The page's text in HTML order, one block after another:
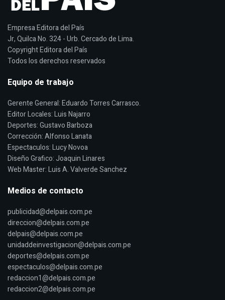
Empresa Editora del País
Jr, Quilca No. 324 - Urb. Cercado de Lima.
Copyright Editora del País
Todos los derechos reservados
Equipo de trabajo
Gerente General: Eduardo Torres Carrasco.
Editor Locales: Luis Najarro
Deportes: Gustavo Barboza
Corrección: Alfonso Lanata
Espectaculos: Lucy Novoa
Diseño Grafico: Joaquin Linares
Web Master: Luis A. Valverde Sanchez
Medios de contacto
publicidad@delpais.com.pe
direccion@delpais.com.pe
delpais@delpais.com.pe
unidaddeinvestigacion@delpais.com.pe
deportes@delpais.com.pe
espectaculos@delpais.com.pe
redaccion1@delpais.com.pe
redaccion2@delpais.com.pe